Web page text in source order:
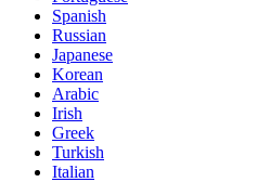
Spanish
Russian
Japanese
Korean
Arabic
Irish
Greek
Turkish
Italian